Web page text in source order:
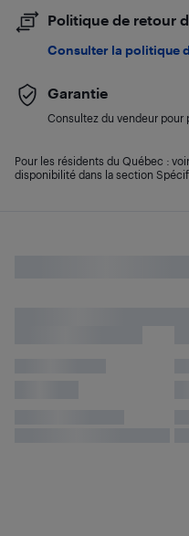
Politique de retour
Consulter la politique
Garantie
Consultez du vendeur pour
Pour les résidents du Québec :
disponibilité dans la section